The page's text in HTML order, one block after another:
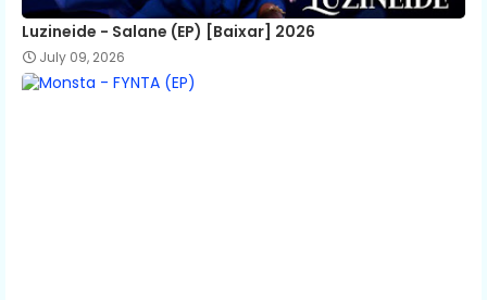
Luzineide - Salane (EP) [Baixar] 2026
July 09, 2026